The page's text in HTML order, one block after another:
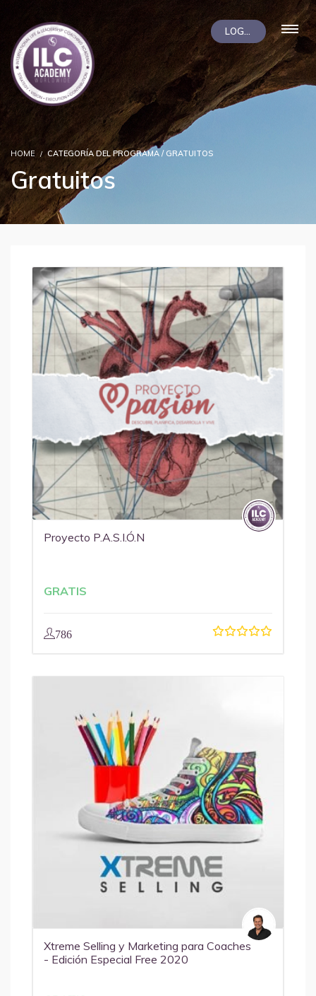
HOME CATEGORÍA DEL PROGRAMA / GRATUITOS
Gratuitos
Proyecto P.A.S.I.Ó.N
GRATIS
786
Xtreme Selling y Marketing para Coaches
- Edición Especial Free 2020